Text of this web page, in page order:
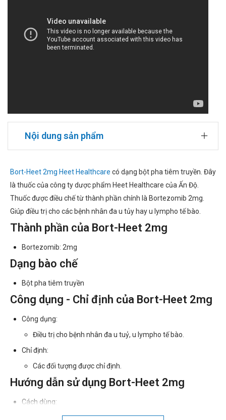
Nội dung sản phẩm
Bort-Heet 2mg Heet Healthcare có dạng bột pha tiêm truyền. Đây
là thuốc của công ty dược phẩm Heet Healthcare của Ấn Độ.
Thuốc được điều chế từ thành phần chính là Bortezomib 2mg.
Giúp điều trị cho các bệnh nhân đa u tủy hay u lympho tế bào.
Thành phần của Bort-Heet 2mg
Bortezomib: 2mg
Dạng bào chế
Bột pha tiêm truyền
Công dụng - Chỉ định của Bort-Heet 2mg
Công dụng:
Điều trị cho bệnh nhân đa u tuỷ, u lympho tế bào.
Chỉ định:
Các đối tượng được chỉ định.
Hướng dẫn sử dụng Bort-Heet 2mg
Cách dùng:
Dùng đường tiêm.